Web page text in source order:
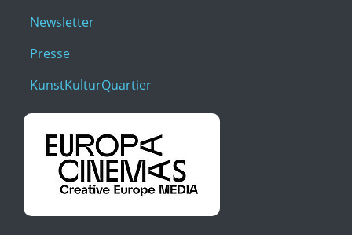
Newsletter
Presse
KunstKulturQuartier